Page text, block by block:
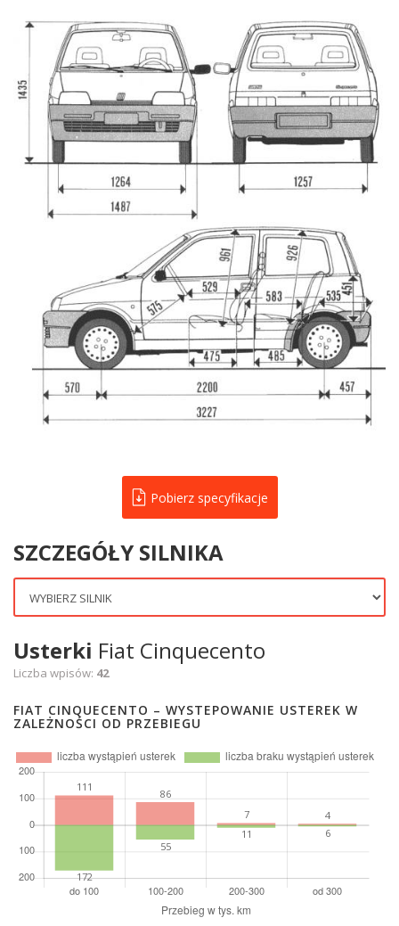
Pobierz specyfikacje
SZCZEGÓŁY SILNIKA
Usterki Fiat Cinquecento
Liczba wpisów: 42
FIAT CINQUECENTO – WYSTEPOWANIE USTEREK W
ZALEŻNOŚCI OD PRZEBIEGU